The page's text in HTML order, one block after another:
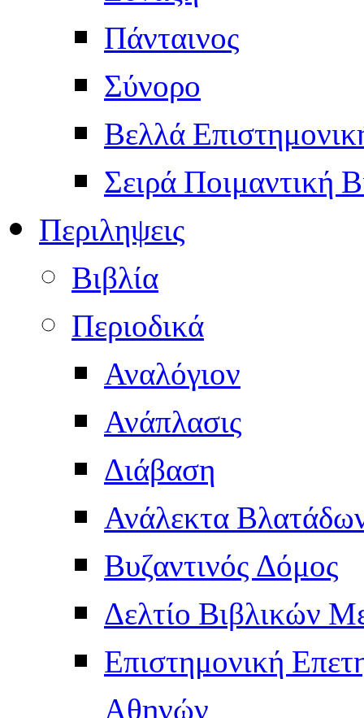
Πάνταινος
Σύνορο
Βελλά
Σειρά Ποιμαντική
Περιληψεις
Βιβλία
Περιοδικά
Αναλόγιον
Ανάπλασις
Διάβαση
Ανάλεκτα
Βυζαντινός Δόμος
Δελτίο Βιβλικών
Επιστημονική